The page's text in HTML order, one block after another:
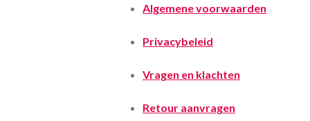
Algemene voorwaarden
Privacybeleid
Vragen en klachten
Retour aanvragen